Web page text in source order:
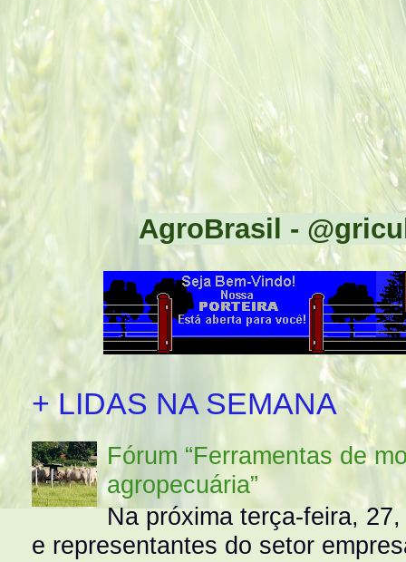
AgroBrasil -
+ LIDAS NA SEMANA
Fórum “Ferramentas de
agropecuária”
Na próxima terça-feira,
e representantes do setor